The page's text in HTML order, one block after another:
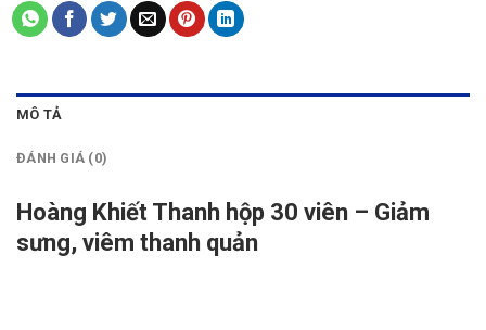
MÔ TẢ
ĐÁNH GIÁ (0)
Hoàng Khiết Thanh hộp 30 viên – Giảm
sưng, viêm thanh quản